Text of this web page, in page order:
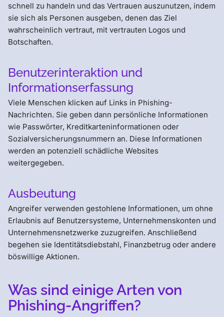
schnell zu handeln und das Vertrauen auszunutzen, indem
sie sich als Personen ausgeben, denen das Ziel
wahrscheinlich vertraut, mit vertrauten Logos und
Botschaften.
Benutzerinteraktion und
Informationserfassung
Viele Menschen klicken auf Links in Phishing-
Nachrichten. Sie geben dann persönliche Informationen
wie Passwörter, Kreditkarteninformationen oder
Sozialversicherungsnummern an. Diese Informationen
werden an potenziell schädliche Websites
weitergegeben.
Ausbeutung
Angreifer verwenden gestohlene Informationen, um ohne
Erlaubnis auf Benutzersysteme, Unternehmenskonten und
Unternehmensnetzwerke zuzugreifen. Anschließend
begehen sie Identitätsdiebstahl, Finanzbetrug oder andere
böswillige Aktionen.
Was sind einige Arten von
Phishing-Angriffen?